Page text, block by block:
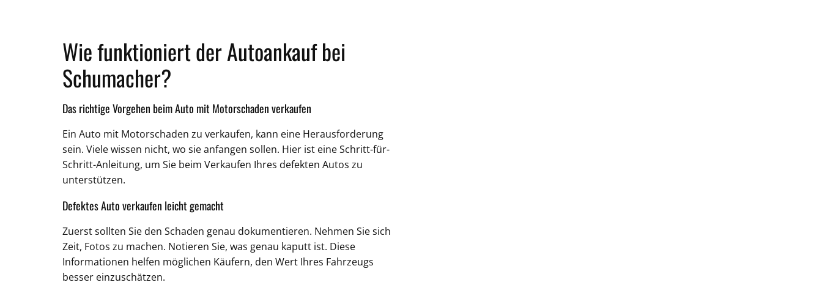
Wie funktioniert der Autoankauf bei
Schumacher?
Das richtige Vorgehen beim Auto mit Motorschaden verkaufen
Ein Auto mit Motorschaden zu verkaufen, kann eine Herausforderung
sein. Viele wissen nicht, wo sie anfangen sollen. Hier ist eine Schritt-für-
Schritt-Anleitung, um Sie beim Verkaufen Ihres defekten Autos zu
unterstützen.
Defektes Auto verkaufen leicht gemacht
Zuerst sollten Sie den Schaden genau dokumentieren. Nehmen Sie sich
Zeit, Fotos zu machen. Notieren Sie, was genau kaputt ist. Diese
Informationen helfen möglichen Käufern, den Wert Ihres Fahrzeugs
besser einzuschätzen.